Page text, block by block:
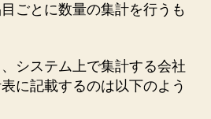
ごとに数量の集計を行うも
システム上で集計する会社
に記載するのは以下のよう